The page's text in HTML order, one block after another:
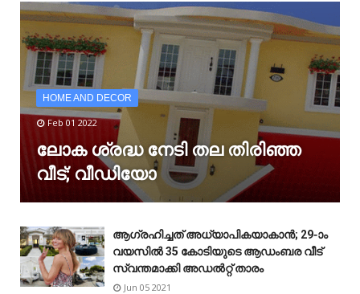
HOME AND DECOR
Feb 01 2022
ലോക ശ്രദ്ധ നേടി തല തിരിഞ്ഞ
വീട്; വീഡിയോ
ആഗ്രഹിച്ചത് അധ്യാപികയാകാൻ; 29-ാം
വയസിൽ 35 കോടിയുടെ ആഡംബര വീട്
സ്വന്തമാക്കി അഡൽറ്റ് താരം
Jun 05 2021